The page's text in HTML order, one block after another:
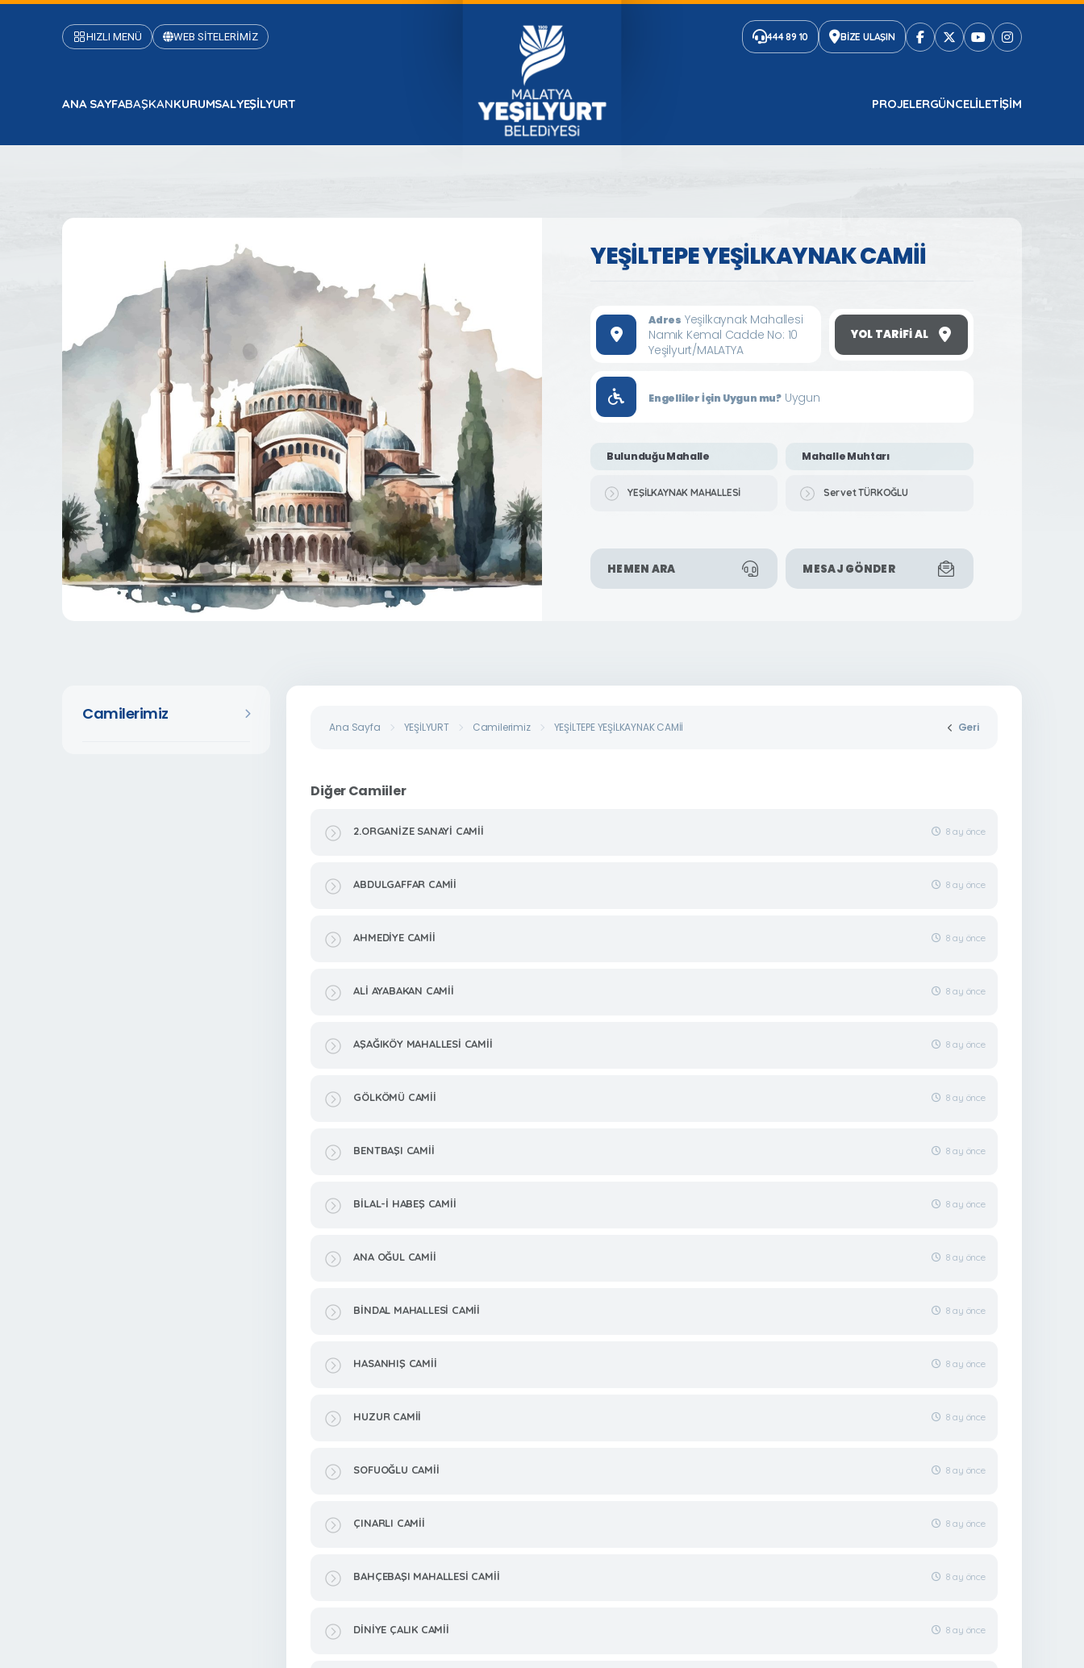
HIZLI MENÜ WEB SİTELERİMİZ 444 89 10 BİZE ULAŞIN
ANA SAYFABAŞKANKURUMSALYEŞİLYURT PROJELERGÜNCELILETIŞIM
YEŞİLTEPE YEŞİLKAYNAK CAMİİ
Adres Yeşilkaynak Mahallesi
Namık Kemal Cadde No: 10
Yeşilyurt/MALATYA
YOL TARIFI AL
Engelliler İçin Uygun mu? Uygun
Bulunduğu Mahalle
YEŞİLKAYNAK MAHALLESİ
Mahalle Muhtarı
Servet TÜRKOĞLU
HEMEN ARA MESAJ GÖNDER
Camilerimiz
Ana Sayfa YEŞİLYURT Camilerimiz YEŞİLTEPE YEŞİLKAYNAK CAMİİ Geri
Diğer Camiiler
2.ORGANİZE SANAYİ CAMİİ 8 ay önce
ABDULGAFFAR CAMİİ 8 ay önce
AHMEDİYE CAMİİ 8 ay önce
ALİ AYABAKAN CAMİİ 8 ay önce
AŞAĞIKÖY MAHALLESİ CAMİİ 8 ay önce
GÖLKÖMÜ CAMİİ 8 ay önce
BENTBAŞI CAMİİ 8 ay önce
BİLAL-İ HABEŞ CAMİİ 8 ay önce
ANA OĞUL CAMİİ 8 ay önce
BİNDAL MAHALLESİ CAMİİ 8 ay önce
HASANHIŞ CAMİİ 8 ay önce
HUZUR CAMİİ 8 ay önce
SOFUOĞLU CAMİİ 8 ay önce
ÇINARLI CAMİİ 8 ay önce
BAHÇEBAŞI MAHALLESİ CAMİİ 8 ay önce
DİNİYE ÇALIK CAMİİ 8 ay önce